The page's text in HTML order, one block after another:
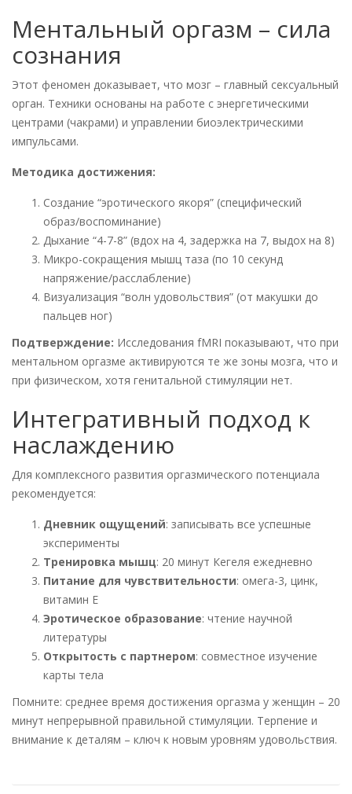
Ментальный оргазм – сила
сознания
Этот феномен доказывает, что мозг – главный сексуальный
орган. Техники основаны на работе с энергетическими
центрами (чакрами) и управлении биоэлектрическими
импульсами.
Методика достижения:
Создание “эротического якоря” (специфический
образ/воспоминание)
Дыхание “4-7-8” (вдох на 4, задержка на 7, выдох на 8)
Микро-сокращения мышц таза (по 10 секунд
напряжение/расслабление)
Визуализация “волн удовольствия” (от макушки до
пальцев ног)
Подтверждение: Исследования fMRI показывают, что при
ментальном оргазме активируются те же зоны мозга, что и
при физическом, хотя генитальной стимуляции нет.
Интегративный подход к
наслаждению
Для комплексного развития оргазмического потенциала
рекомендуется:
Дневник ощущений: записывать все успешные
эксперименты
Тренировка мышц: 20 минут Кегеля ежедневно
Питание для чувствительности: омега-3, цинк,
витамин Е
Эротическое образование: чтение научной
литературы
Открытость с партнером: совместное изучение
карты тела
Помните: среднее время достижения оргазма у женщин – 20
минут непрерывной правильной стимуляции. Терпение и
внимание к деталям – ключ к новым уровням удовольствия.